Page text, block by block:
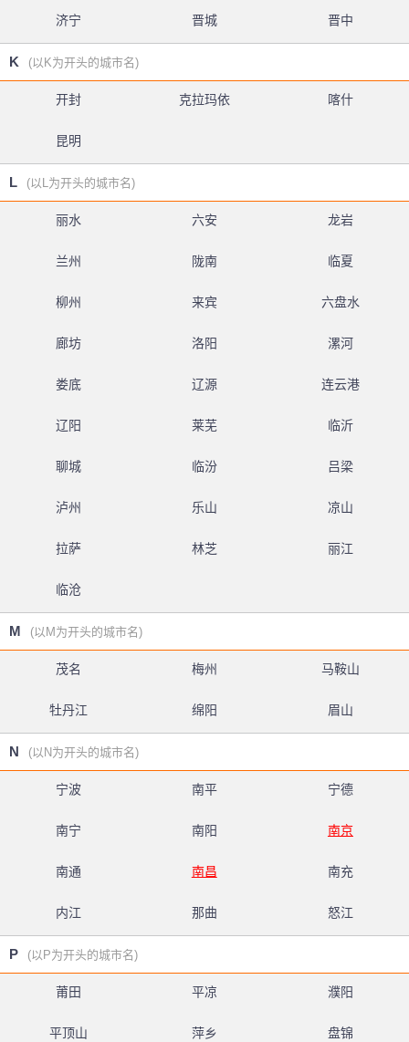
济宁 晋城 晋中
K (以K为开头的城市名)
开封 克拉玛依 喀什
昆明
L (以L为开头的城市名)
丽水 六安 龙岩
兰州 陇南 临夏
柳州 来宾 六盘水
廊坊 洛阳 漯河
娄底 辽源 连云港
辽阳 莱芜 临沂
聊城 临汾 吕梁
泸州 乐山 凉山
拉萨 林芝 丽江
临沧
M (以M为开头的城市名)
茂名 梅州 马鞍山
牡丹江 绵阳 眉山
N (以N为开头的城市名)
宁波 南平 宁德
南宁 南阳 南京
南通 南昌 南充
内江 那曲 怒江
P (以P为开头的城市名)
莆田 平凉 濮阳
平顶山 萍乡 盘锦